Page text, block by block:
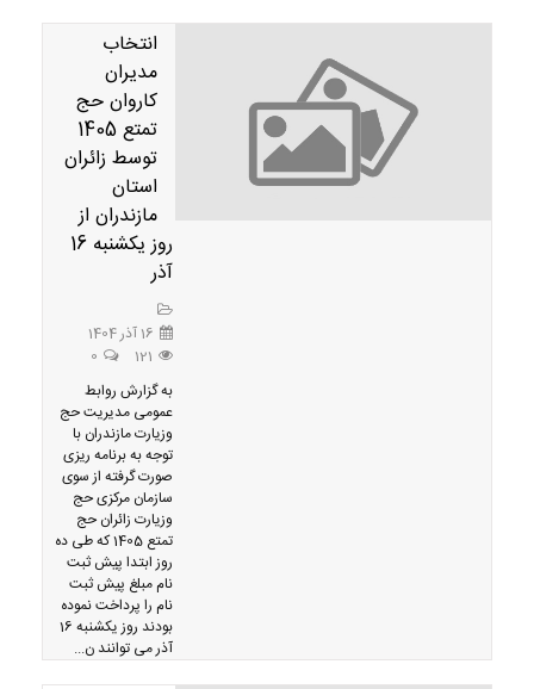
انتخاب
مدیران
کاروان حج
تمتع 1405
توسط زائران
استان
مازندران از
روز یکشنبه 16
آذر
16 آذر 1404
121
0
به گزارش روابط
عمومی مدیریت حج
وزیارت مازندران با
توجه به برنامه ریزی
صورت گرفته از سوی
سازمان مرکزی حج
وزیارت زائران حج
تمتع 1405 که طی ده
روز ابتدا پیش ثبت
نام مبلغ پیش ثبت
نام را پرداخت نموده
بودند روز یکشنبه 16
آذر می توانند ن...